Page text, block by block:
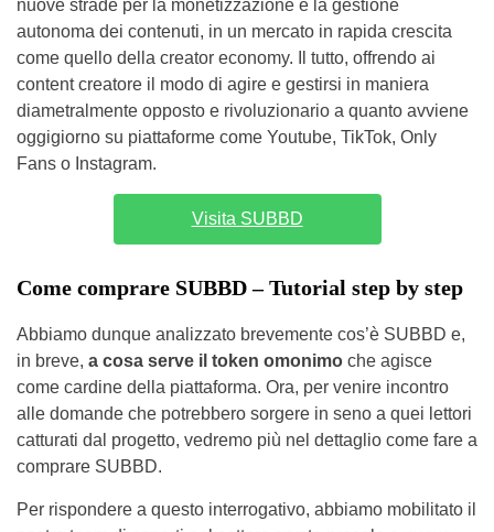
nuove strade per la monetizzazione e la gestione
autonoma dei contenuti, in un mercato in rapida crescita
come quello della creator economy. Il tutto, offrendo ai
content creatore il modo di agire e gestirsi in maniera
diametralmente opposto e rivoluzionario a quanto avviene
oggigiorno su piattaforme come Youtube, TikTok, Only
Fans o Instagram.
Visita SUBBD
Come comprare SUBBD – Tutorial step by step
Abbiamo dunque analizzato brevemente cos’è SUBBD e,
in breve, a cosa serve il token omonimo che agisce
come cardine della piattaforma. Ora, per venire incontro
alle domande che potrebbero sorgere in seno a quei lettori
catturati dal progetto, vedremo più nel dettaglio come fare a
comprare SUBBD.
Per rispondere a questo interrogativo, abbiamo mobilitato il